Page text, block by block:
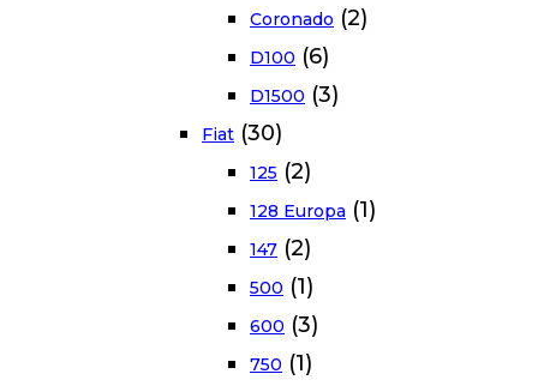
Coronado (2)
D100 (6)
D1500 (3)
Fiat (30)
125 (2)
128 Europa (1)
147 (2)
500 (1)
600 (3)
750 (1)